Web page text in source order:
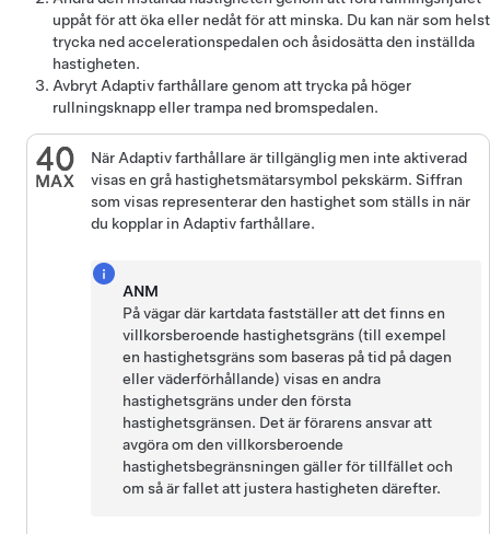
uppåt för att öka eller nedåt för att minska. Du kan när som helst
trycka ned accelerationspedalen och åsidosätta den inställda
hastigheten.
Avbryt Adaptiv farthållare genom atttrycka på höger
rullningsknappeller trampa ned bromspedalen.
När Adaptiv farthållare är tillgänglig men inte aktiverad
visas en grå hastighetsmätarsymbol pekskärm. Siffran
som visas representerar den hastighet som ställs in när
du kopplar in Adaptiv farthållare.
ANM
På vägar där kartdata fastställer att det finns en
villkorsberoende hastighetsgräns (till exempel
en hastighetsgräns som baseras på tid på dagen
eller väderförhållande) visas en andra
hastighetsgräns under den första
hastighetsgränsen. Det är förarens ansvar att
avgöra om den villkorsberoende
hastighetsbegränsningen gäller för tillfället och
om så är fallet att justera hastigheten därefter.